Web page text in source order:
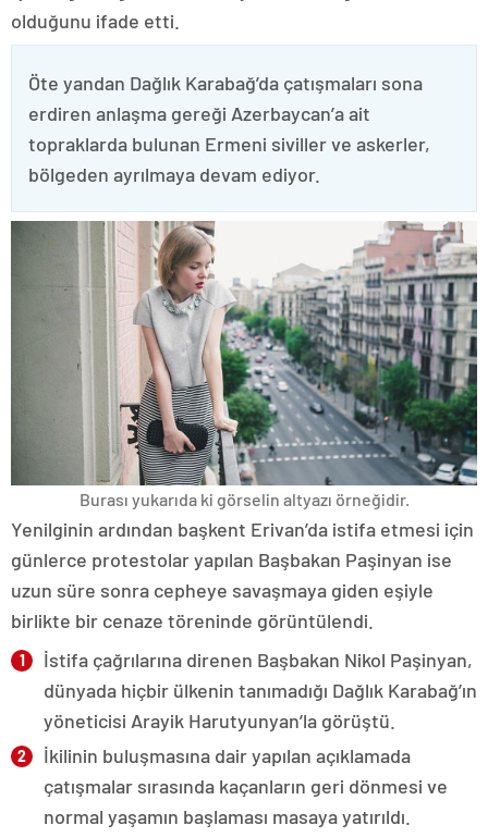
olduğunu ifade etti.
Öte yandan Dağlık Karabağ’da çatışmaları sona
erdiren anlaşma gereği Azerbaycan’a ait
topraklarda bulunan Ermeni siviller ve askerler,
bölgeden ayrılmaya devam ediyor.
Burası yukarıda ki görselin altyazı örneğidir.
Yenilginin ardından başkent Erivan’da istifa etmesi için
günlerce protestolar yapılan Başbakan Paşinyan ise
uzun süre sonra cepheye savaşmaya giden eşiyle
birlikte bir cenaze töreninde görüntülendi.
İstifa çağrılarına direnen Başbakan Nikol Paşinyan,
dünyada hiçbir ülkenin tanımadığı Dağlık Karabağ’ın
yöneticisi Arayik Harutyunyan’la görüştü.
İkilinin buluşmasına dair yapılan açıklamada
çatışmalar sırasında kaçanların geri dönmesi ve
normal yaşamın başlaması masaya yatırıldı.